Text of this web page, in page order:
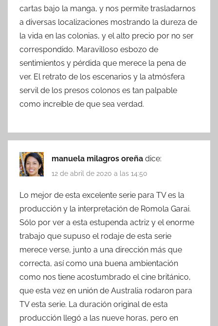
cartas bajo la manga, y nos permite trasladarnos
a diversas localizaciones mostrando la dureza de
la vida en las colonias, y el alto precio por no ser
correspondido. Maravilloso esbozo de
sentimientos y pérdida que merece la pena de
ver. El retrato de los escenarios y la atmósfera
servil de los presos colonos es tan palpable
como increíble de que sea verdad.
manuela milagros oreña dice:
12 de abril de 2020 a las 14:50
Lo mejor de esta excelente serie para TV es la
producción y la interpretación de Romola Garai.
Sólo por ver a esta estupenda actriz y el enorme
trabajo que supuso el rodaje de esta serie
merece verse, junto a una dirección más que
correcta, así como una buena ambientación
como nos tiene acostumbrado el cine británico,
que esta vez en unión de Australia rodaron para
TV esta serie. La duración original de esta
producción llegó a las nueve horas, pero en